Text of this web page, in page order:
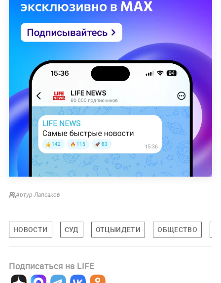
Артур Лапсаков
НОВОСТИ СУД ОТЦЫИДЕТИ ОБЩЕСТВО
Подписаться на LIFE